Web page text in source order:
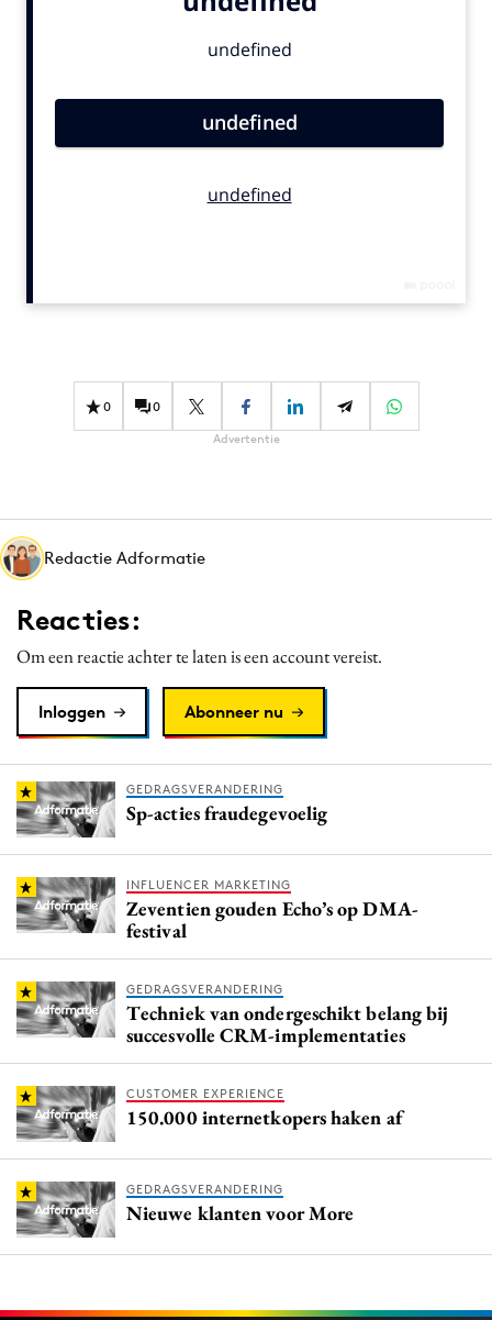
Gedragsverandering
Influencer marketing
Media
Merkstrategie
PR
Programmatic
Purpose Marketing
0 0
Advertentie
Redactie Adformatie
Reacties:
Om een reactie achter te laten is een account vereist.
Inloggen Abonneer nu
GEDRAGSVERANDERING
Sp-acties fraudegevoelig
INFLUENCER MARKETING
Zeventien gouden Echo’s op DMA-
festival
GEDRAGSVERANDERING
Techniek van ondergeschikt belang bij
succesvolle CRM-implementaties
CUSTOMER EXPERIENCE
150.000 internetkopers haken af
GEDRAGSVERANDERING
Nieuwe klanten voor More